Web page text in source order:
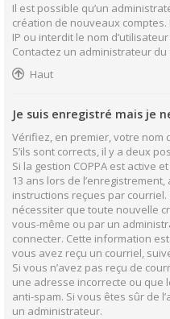
Il est possible qu’un
création de nouveaux
IP ou interdit le nom
Contactez un administrateur
Haut
Je suis enregistré mais je
Vérifiez, en premier, votre nom
S’ils sont corrects, il y a deux
Si la gestion COPPA est active
13 ans lors de
instructions reçues par
nécessiter que toute nouvelle
vous-même ou par un
connecter. Cette information
vous avez reçu un courriel,
Si vous n’avez pas reçu de
une adresse incorrecte ou que
anti-spam. Si vous êtes sûr de
un administrateur.